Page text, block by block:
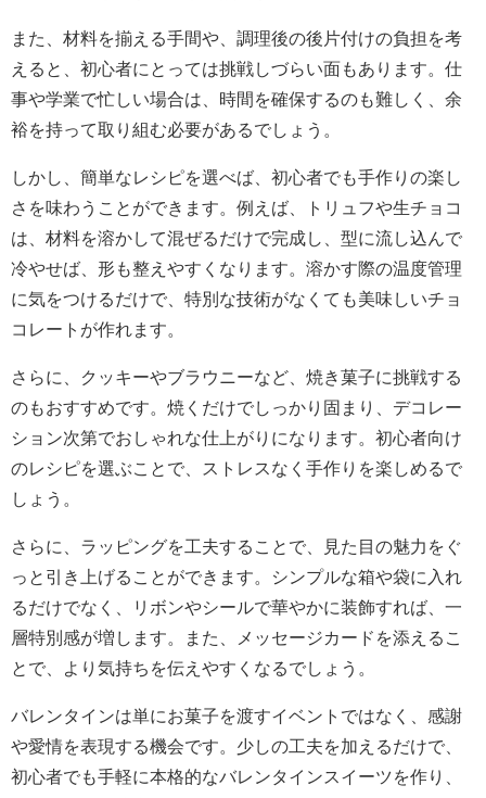
また、材料を揃える手間や、調理後の後片付けの負担を考
えると、初心者にとっては挑戦しづらい面もあります。仕
事や学業で忙しい場合は、時間を確保するのも難しく、余
裕を持って取り組む必要があるでしょう。
しかし、簡単なレシピを選べば、初心者でも手作りの楽し
さを味わうことができます。例えば、トリュフや生チョコ
は、材料を溶かして混ぜるだけで完成し、型に流し込んで
冷やせば、形も整えやすくなります。溶かす際の温度管理
に気をつけるだけで、特別な技術がなくても美味しいチョ
コレートが作れます。
さらに、クッキーやブラウニーなど、焼き菓子に挑戦する
のもおすすめです。焼くだけでしっかり固まり、デコレー
ション次第でおしゃれな仕上がりになります。初心者向け
のレシピを選ぶことで、ストレスなく手作りを楽しめるで
しょう。
さらに、ラッピングを工夫することで、見た目の魅力をぐ
っと引き上げることができます。シンプルな箱や袋に入れ
るだけでなく、リボンやシールで華やかに装飾すれば、一
層特別感が増します。また、メッセージカードを添えるこ
とで、より気持ちを伝えやすくなるでしょう。
バレンタインは単にお菓子を渡すイベントではなく、感謝
や愛情を表現する機会です。少しの工夫を加えるだけで、
初心者でも手軽に本格的なバレンタインスイーツを作り、